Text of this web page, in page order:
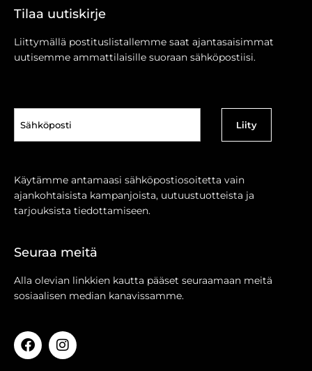
Tilaa uutiskirje
Liittymällä postituslistallemme saat ajantasaisimmat
uutisemme ammattilaisille suoraan sähköpostiisi.
(Pakollinen)
Käytämme antamaasi sähköpostiosoitetta vain
ajankohtaisista kampanjoista, uutuustuotteista ja
tarjouksista tiedottamiseen.
Seuraa meitä
Alla olevian linkkien kautta pääset seuraamaan meitä
sosiaalisen median kanavissamme.